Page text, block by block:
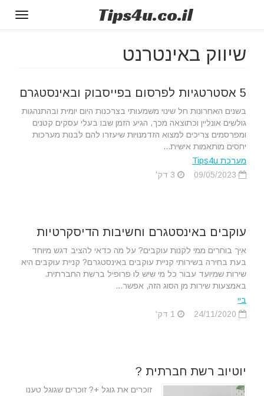
Tips4u.co.il
שיווק באינטרנט
5 אסטרטגיות לפרסום בפייסבוק ובאינסטגרם
בשנים האחרונות חל שינוי משמעותי בצרכנות היום יומית ובהתנהגות
גולשים אונליין וכתוצאה מכך, הגיע הזמן שבו בעלי עסקים קטנים
ומפרסמים צריכים למצוא הזדמנויות שיעזרו להם לבנות מערכות
יחסים מותאמות אישית...
מערכת Tips4u
עוקבים באינסטגרם וחשיבות הדיסקרטיות
איך בוחרים ממי לקנות עוקבים? על מה כדאי להציב דגש מיוחד
בעת בחירה בשירותי קניית עוקבים באינסטגרם? קניית עוקבים היא
שירות שמיועד עבור כל מי שיש לו פרופיל ברשת החברתית.
באמצעות שירות מן הסוג הזה, אפשר...
ביי
יוטיוב רשת חברתית ?
זוכרים את גוגל +? זוכרים שגוגל טענו